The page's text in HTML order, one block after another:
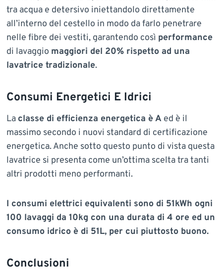
tra acqua e detersivo iniettandolo direttamente
all’interno del cestello in modo da farlo penetrare
nelle fibre dei vestiti, garantendo così performance
di lavaggio maggiori del 20% rispetto ad una
lavatrice tradizionale.
Consumi Energetici E Idrici
La classe di efficienza energetica è Aed è il
massimo secondo i nuovi standard di certificazione
energetica. Anche sotto questo punto di vista questa
lavatrice si presenta come un’ottima scelta tra tanti
altri prodotti meno performanti.
I consumi elettrici equivalenti sono di 51kWh ogni
100 lavaggi da 10kg con una durata di 4 ore ed un
consumo idrico è di 51L, per cui piuttosto buono.
Conclusioni